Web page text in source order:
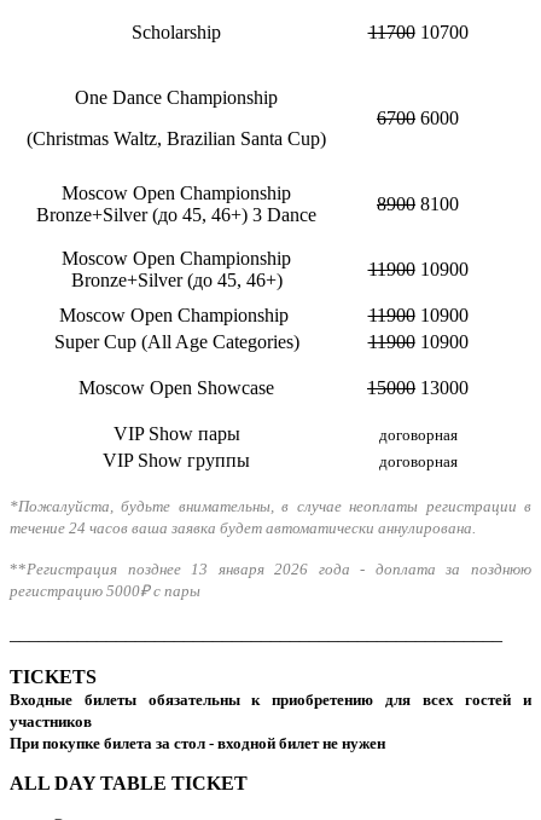
Scholarship 1170010700
One Dance Championship
(Christmas Waltz, Brazilian Santa Cup)
6700 6000
Moscow Open Championship
Bronze+Silver (до 45, 46+) 3 Dance
8900 8100
Moscow Open Championship
Bronze+Silver (до 45, 46+)
1190010900
Moscow Open Championship 1190010900
Super Cup (All Age Categories)
1190010900
Moscow Open Showcase 15000 13000
VIP Show пары договорная
VIP Show группы договорная
*Пожалуйста, будьте внимательны, в случае неоплаты регистрации в
течение 24 часов ваша заявка будет автоматически аннулирована.
**Регистрация позднее 13 января 2026 года - доплата за позднюю
регистрацию 5000₽ с пары
TICKETS
Входные билеты обязательны к приобретению для всех гостей и
участников
При покупке билета за стол - входной билет не нужен
ALL DAY TABLE TICKET